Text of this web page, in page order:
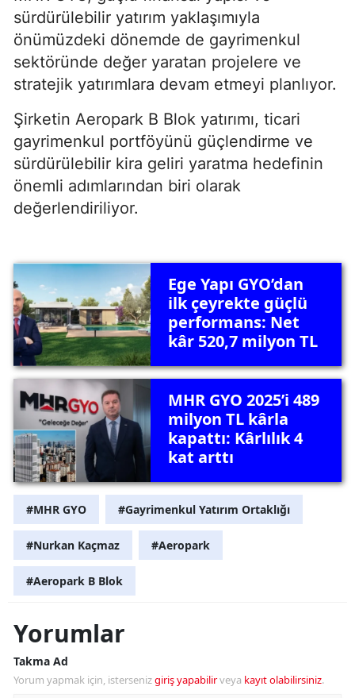
sürdürülebilir yatırım yaklaşımıyla
önümüzdeki dönemde de gayrimenkul
sektöründe değer yaratan projelere ve
stratejik yatırımlara devam etmeyi planlıyor.
Şirketin Aeropark B Blok yatırımı, ticari
gayrimenkul portföyünü güçlendirme ve
sürdürülebilir kira geliri yaratma hedefinin
önemli adımlarından biri olarak
değerlendiriliyor.
Ege Yapı GYO’dan
ilk çeyrekte güçlü
performans: Net
kâr 520,7 milyon TL
MHR GYO 2025’i 489
milyon TL kârla
kapattı: Kârlılık 4
kat arttı
#MHR GYO #Gayrimenkul Yatırım Ortaklığı
#Nurkan Kaçmaz #Aeropark
#Aeropark B Blok
Yorumlar
Takma Ad
Yorum yapmak için, istersenizgiriş yapabilirveya kayıt olabilirsiniz.